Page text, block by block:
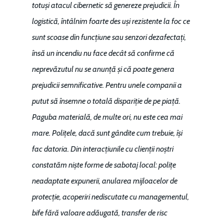
totuși atacul cibernetic să genereze prejudicii. În
logistică, întâlnim foarte des uși rezistente la foc ce
sunt scoase din funcțiune sau senzori dezafectați,
însă un incendiu nu face decât să confirme că
neprevăzutul nu se anunță și că poate genera
prejudicii semnificative. Pentru unele companii a
putut să însemne o totală dispariție de pe piață.
Paguba materială, de multe ori, nu este cea mai
mare. Polițele, dacă sunt gândite cum trebuie, își
fac datoria. Din interacțiunile cu clienții noștri
constatăm niște forme de sabotaj local: polițe
neadaptate expunerii, anularea mijloacelor de
protecție, acoperiri nediscutate cu managementul,
bife fără valoare adăugată, transfer de risc